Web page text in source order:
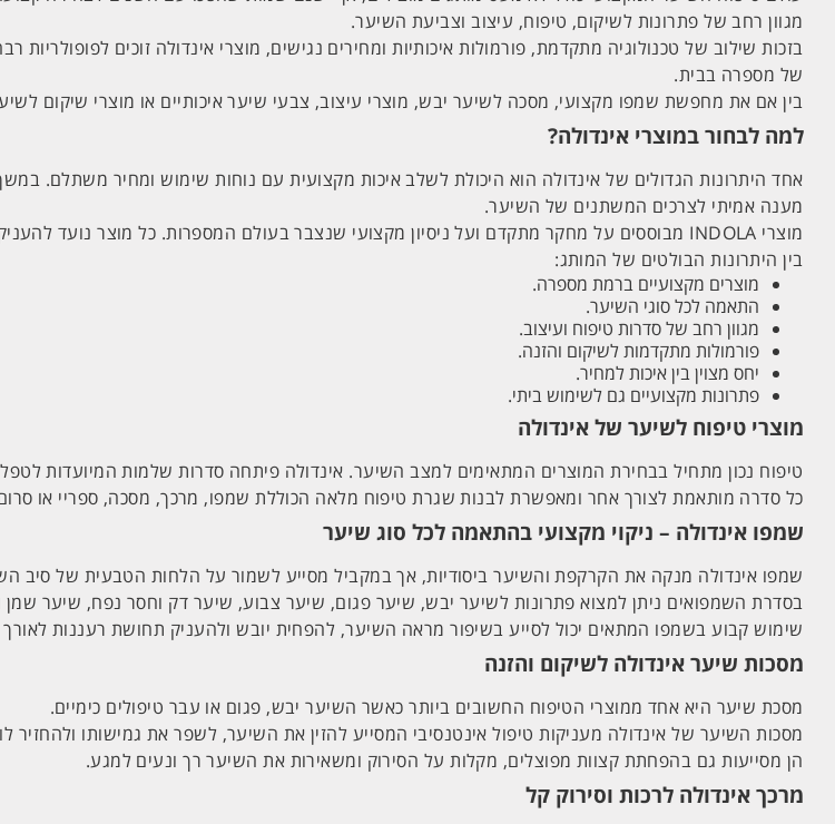
מגוון רחב של פתרונות לשיקום, טיפוח, עיצוב וצביעת השיער.
בזכות שילוב של טכנולוגיה מתקדמת, פורמולות איכותיות ומחירים נגישים, מוצרי אינדולה זוכים
של מספרה בבית.
בין אם את מחפשת שמפו מקצועי, מסכה לשיער יבש, מוצרי עיצוב, צבעי שיער איכותיים או מוצרי שיקום
למה לבחור במוצרי אינדולה?
אחד היתרונות הגדולים של אינדולה הוא היכולת לשלב איכות מקצועית עם נוחות שימוש ומחיר משתלם.
מענה אמיתי לצרכים המשתנים של השיער.
מוצרי INDOLA מבוססים על מחקר מתקדם ועל ניסיון מקצועי שנצבר בעולם המספרות. כל מוצר נועד להעניק תוצאה יעילה, תוך שמירה על בריאות השיער והקרקפת.
בין היתרונות הבולטים של המותג:
מוצרים מקצועיים ברמת מספרה.
התאמה לכל סוגי השיער.
מגוון רחב של סדרות טיפוח ועיצוב.
פורמולות מתקדמות לשיקום והזנה.
יחס מצוין בין איכות למחיר.
פתרונות מקצועיים גם לשימוש ביתי.
מוצרי טיפוח לשיער של אינדולה
טיפוח נכון מתחיל בבחירת המוצרים המתאימים למצב השיער. אינדולה פיתחה סדרות שלמות המיועדות לטפל
כל סדרה מותאמת לצורך אחר ומאפשרת לבנות שגרת טיפוח מלאה הכוללת שמפו, מרכך, מסכה, ספריי או
שמפו אינדולה – ניקוי מקצועי בהתאמה לכל סוג שיער
שמפו אינדולה מנקה את הקרקפת והשיער ביסודיות, אך במקביל מסייע לשמור על הלחות הטבעית של סיב
בסדרת השמפואים ניתן למצוא פתרונות לשיער יבש, שיער פגום, שיער צבוע, שיער דק וחסר נפח, שיער שמן
שימוש קבוע בשמפו המתאים יכול לסייע בשיפור מראה השיער, להפחית יובש ולהעניק תחושת רעננות לאורך
מסכות שיער אינדולה לשיקום והזנה
מסכת שיער היא אחד ממוצרי הטיפוח החשובים ביותר כאשר השיער יבש, פגום או עבר טיפולים כימיים.
מסכות השיער של אינדולה מעניקות טיפול אינטנסיבי המסייע להזין את השיער, לשפר את גמישותו ולהחזיר
הן מסייעות גם בהפחתת קצוות מפוצלים, מקלות על הסירוק ומשאירות את השיער רך ונעים למגע.
מרכך אינדולה לרכות וסירוק קל